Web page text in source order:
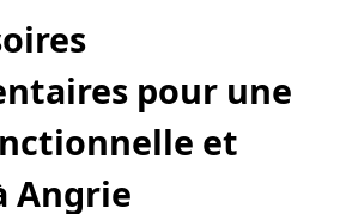
pour une
et
Angrie